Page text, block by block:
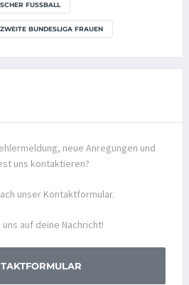
FUSSBALL
ZWEITE BUNDESLIGA FRAUEN
neue Anregungen und
uns kontaktieren?
unser Kontaktformular.
auf deine Nachricht!